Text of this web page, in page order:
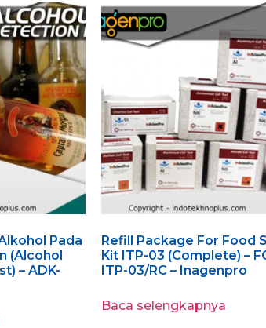
Pada
(Alcohol
– ADK-
Refill Package For Food
Kit ITP-03 (Complete) –
ITP-03/RC – Inagenpro
Baca selengkapnya